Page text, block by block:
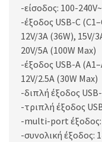
-είσοδος: 100-
-έξοδος USB-C
12V/3A (36W), 15V/
20V/5A (100W Max)
-έξοδος USB-A
12V/2.5A (30W Max)
-διπλή έξοδος
-τριπλή έξοδος
-multi-port
-συνολική έξοδος: